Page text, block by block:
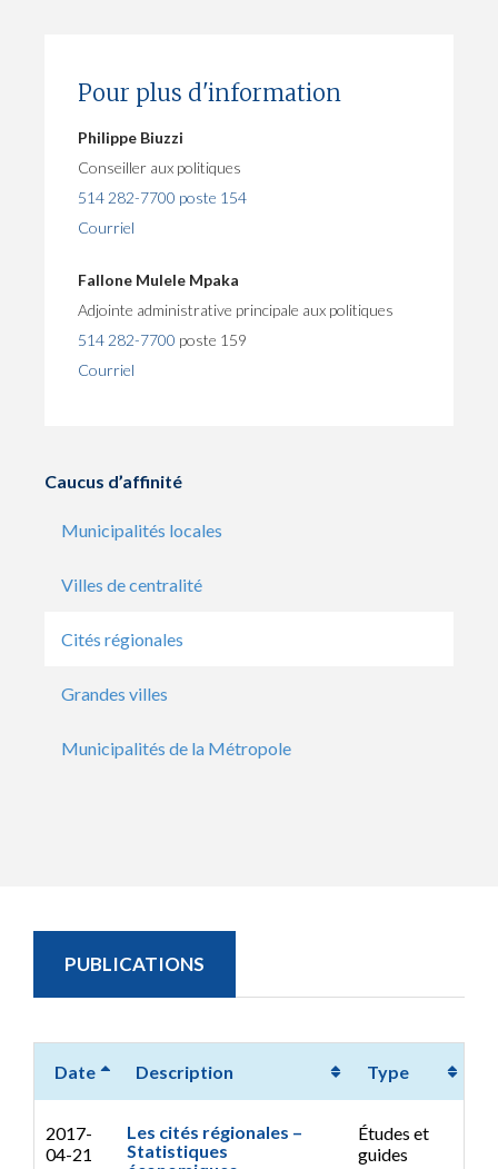
Pour plus d'information
Philippe Biuzzi
Conseiller aux politiques
514 282-7700 poste 154
Courriel
Fallone Mulele Mpaka
Adjointe administrative principale aux politiques
514 282-7700 poste 159
Courriel
Caucus d’affinité
Municipalités locales
Villes de centralité
Cités régionales
Grandes villes
Municipalités de la Métropole
PUBLICATIONS
Date Description Type
2017-
04-21
Les cités régionales –
Statistiques
Études et
guides